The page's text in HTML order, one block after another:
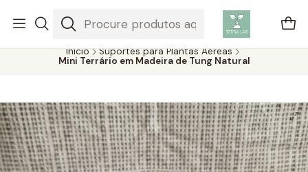
Plantas aéreas são plantas únicas que não precisam de solo para
crescer, absorvendo água e nutrientes do ar.
Início
Suportes para Plantas Aéreas
Mini Terrário em Madeira de Tung Natural